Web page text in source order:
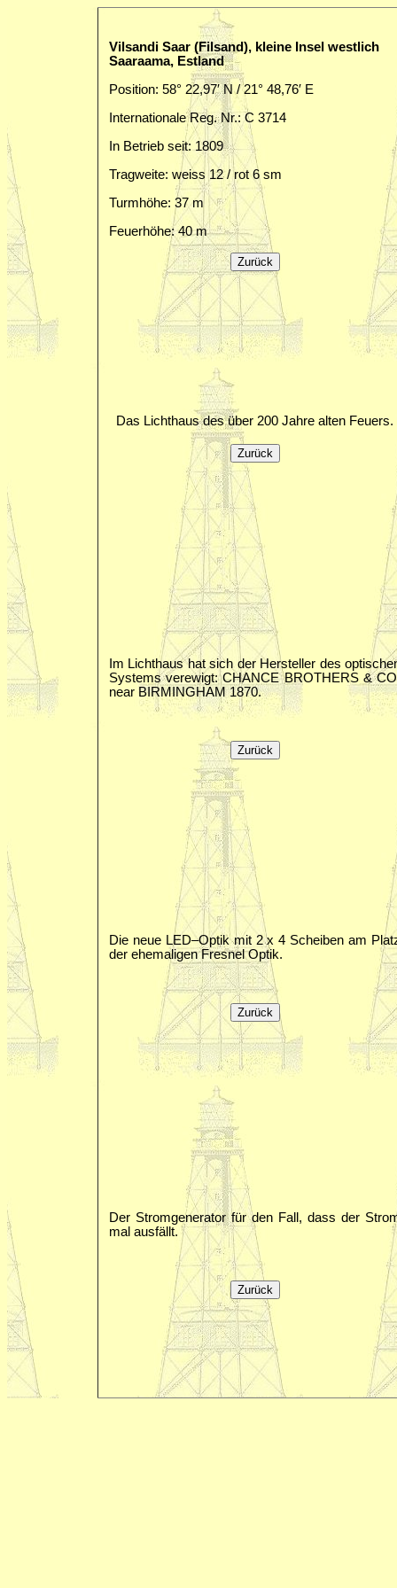
Vilsandi Saar (Filsand), kleine Insel westlich
Saaraama, Estland
Position: 58° 22,97′ N / 21° 48,76′ E
Internationale Reg. Nr.: C 3714
In Betrieb seit: 1809
Tragweite: weiss 12 / rot 6 sm
Turmhöhe: 37 m
Feuerhöhe: 40 m
Das Lichthaus des über 200 Jahre alten Feuers.
Im Lichthaus hat sich der Hersteller des
Systems verewigt: CHANCE BROTHERS &
near BIRMINGHAM 1870.
Die neue LED–Optik mit 2 x 4 Scheiben am
der ehemaligen Fresnel Optik.
Der Stromgenerator für den Fall, dass der
mal ausfällt.